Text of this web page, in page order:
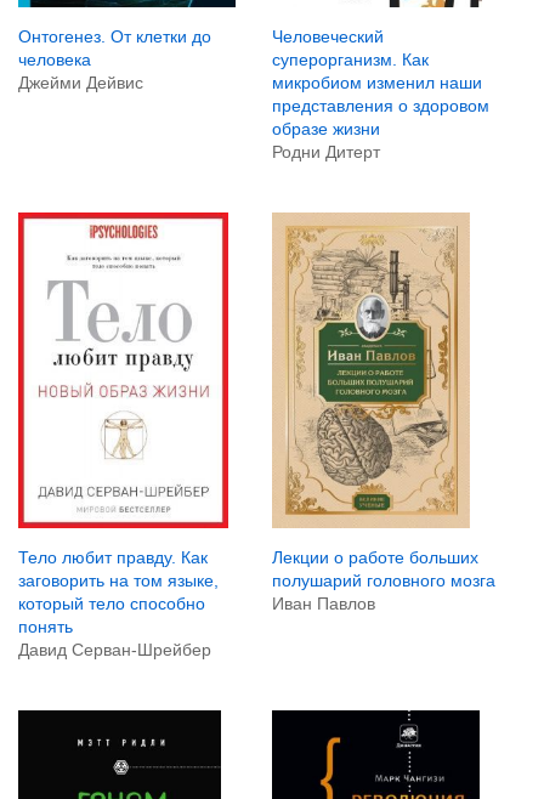
Онтогенез. От клетки до
человека
Джейми Дейвис
Человеческий
суперорганизм. Как
микробиом изменил наши
представления о здоровом
образе жизни
Родни Дитерт
Тело любит правду. Как
заговорить на том языке,
который тело способно
понять
Давид Серван-Шрейбер
Лекции о работе больших
полушарий головного мозга
Иван Павлов